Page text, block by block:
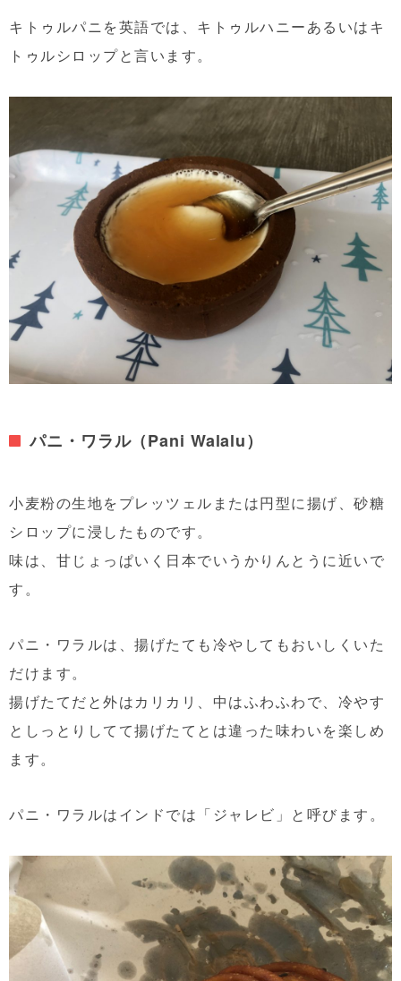
キトゥルパニを英語では、キトゥルハニーあるいはキ
トゥルシロップと言います。
パニ・ワラル（Pani Walalu）
小麦粉の生地をプレッツェルまたは円型に揚げ、砂糖
シロップに浸したものです。
味は、甘じょっぱいく日本でいうかりんとうに近いで
す。
パニ・ワラルは、揚げたても冷やしてもおいしくいた
だけます。
揚げたてだと外はカリカリ、中はふわふわで、冷やす
としっとりしてて揚げたてとは違った味わいを楽しめ
ます。
パニ・ワラルはインドでは「ジャレビ」と呼びます。